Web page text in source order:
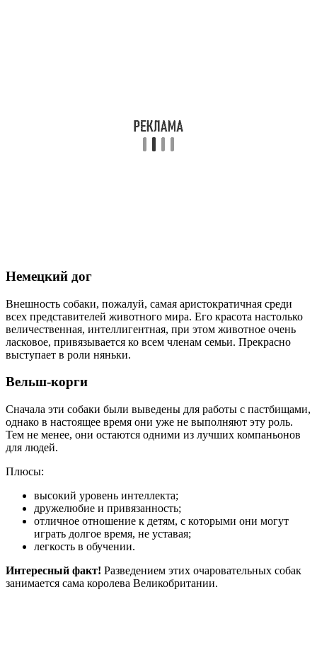
Немецкий дог
Внешность собаки, пожалуй, самая аристократичная среди
всех представителей животного мира. Его красота настолько
величественная, интеллигентная, при этом животное очень
ласковое, привязывается ко всем членам семьи. Прекрасно
выступает в роли няньки.
Вельш-корги
Сначала эти собаки были выведены для работы с пастбищами,
однако в настоящее время они уже не выполняют эту роль.
Тем не менее, они остаются одними из лучших компаньонов
для людей.
Плюсы:
высокий уровень интеллекта;
дружелюбие и привязанность;
отличное отношение к детям, с которыми они могут
играть долгое время, не уставая;
легкость в обучении.
Интересный факт! Разведением этих очаровательных собак
занимается сама королева Великобритании.